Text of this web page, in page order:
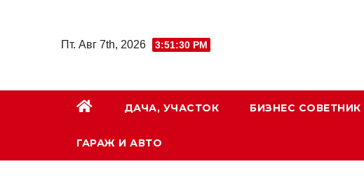
содержимому
Пт. Авг 7th, 2026 3:51:30 PM
ДАЧА, УЧАСТОК БИЗНЕС СОВЕТНИК
ГАРАЖ И АВТО